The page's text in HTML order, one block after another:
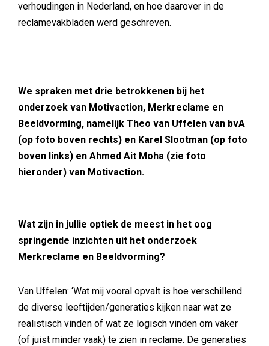
verhoudingen in Nederland, en hoe daarover in de
reclamevakbladen werd geschreven.
We spraken met drie betrokkenen bij het
onderzoek van Motivaction, Merkreclame en
Beeldvorming, namelijk Theo van Uffelen van bvA
(op foto boven rechts) en Karel Slootman (op foto
boven links) en Ahmed Ait Moha (zie foto
hieronder) van Motivaction.
Wat zijn in jullie optiek de meest in het oog
springende inzichten uit het onderzoek
Merkreclame en Beeldvorming?
Van Uffelen: ‘Wat mij vooral opvalt is hoe verschillend
de diverse leeftijden/generaties kijken naar wat ze
realistisch vinden of wat ze logisch vinden om vaker
(of juist minder vaak) te zien in reclame. De generaties